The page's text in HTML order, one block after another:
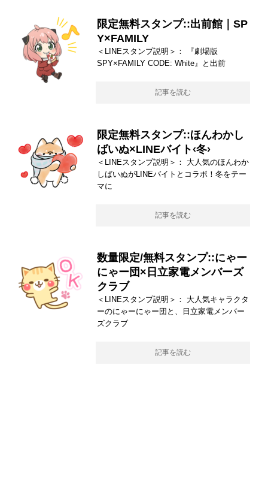
限定無料スタンプ::出前館｜SP
Y×FAMILY
＜LINEスタンプ説明＞： 『劇場版
SPY×FAMILY CODE: White』と出前
記事を読む
限定無料スタンプ::ほんわかし
ばいぬ×LINEバイト‹冬›
＜LINEスタンプ説明＞： 大人気のほんわか
しばいぬがLINEバイトとコラボ！冬をテー
マに
記事を読む
数量限定/無料スタンプ::にゃー
にゃー団×日立家電メンバーズ
クラブ
＜LINEスタンプ説明＞： 大人気キャラクタ
ーのにゃーにゃー団と、日立家電メンバー
ズクラブ
記事を読む